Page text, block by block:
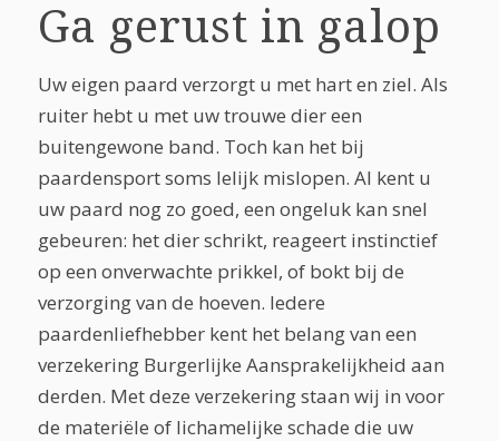
Ga gerust in galop
Uw eigen paard verzorgt u met hart en ziel. Als
ruiter hebt u met uw trouwe dier een
buitengewone band. Toch kan het bij
paardensport soms lelijk mislopen. Al kent u
uw paard nog zo goed, een ongeluk kan snel
gebeuren: het dier schrikt, reageert instinctief
op een onverwachte prikkel, of bokt bij de
verzorging van de hoeven. Iedere
paardenliefhebber kent het belang van een
verzekering Burgerlijke Aansprakelijkheid aan
derden. Met deze verzekering staan wij in voor
de materiële of lichamelijke schade die uw